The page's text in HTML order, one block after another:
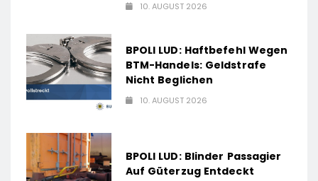
10. AUGUST 2026
BPOLI LUD: Haftbefehl Wegen
BTM-Handels: Geldstrafe
Nicht Beglichen
10. AUGUST 2026
BPOLI LUD: Blinder Passagier
Auf Güterzug Entdeckt